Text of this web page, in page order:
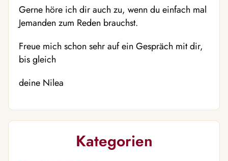
Gerne höre ich dir auch zu, wenn du einfach mal
Jemanden zum Reden brauchst.
Freue mich schon sehr auf ein Gespräch mit dir,
bis gleich
deine Nilea
Kategorien